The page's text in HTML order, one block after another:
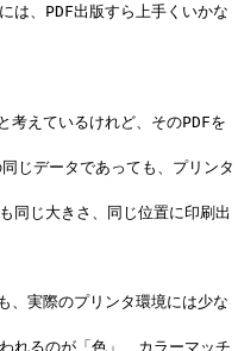
は、PDF出版すら上手くいかな
考えているけれど、そのPDFを
じデータであっても、プリンタ
同じ大きさ、同じ位置に印刷出
、実際のプリンタ環境には少な
れるのが「色」、カラーマッチ